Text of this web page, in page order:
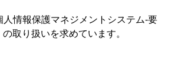
情報保護マネジメントシステム-要
取り扱いを求めています。